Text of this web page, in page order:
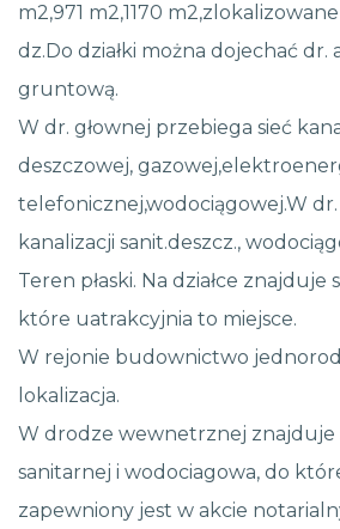
m2,971 m2,1170
dz.Do działki można dojechać dr.
gruntową.
W dr. głownej przebiega sieć
deszczowej,
telefonicznej,wodociągowej.W
kanalizacji sanit.deszcz.,
Teren płaski. Na działce znajduje
które uatrakcyjnia to miejsce.
W rejonie budownictwo
lokalizacja.
W drodze wewnetrznej znajduje
sanitarnej i wodociagowa, do
zapewniony jest w akcie